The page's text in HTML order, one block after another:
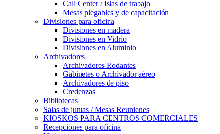
Call Center / Islas de trabajo
Mesas plegables y de capacitación
Divisiones para oficina
Divisiones en madera
Divisiones en Vidrio
Divisiones en Aluminio
Archivadores
Archivadores Rodantes
Gabinetes o Archivador aéreo
Archivadores de piso
Credenzas
Bibliotecas
Salas de juntas / Mesas Reuniones
KIOSKOS PARA CENTROS COMERCIALES
Recepciones para oficina